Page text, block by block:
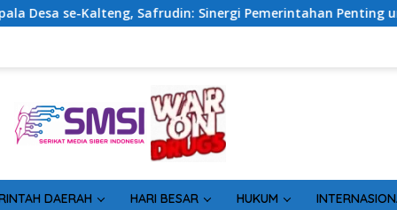
Safrudin: Sinergi Pemerintahan Penting untuk Perkuat
DAERAH HARI BESAR HUKUM